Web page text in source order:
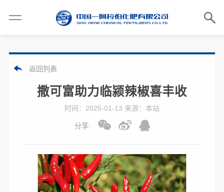
返回列表
撒可富助力临颍辣椒喜丰收
时间：2025-01-13 来源：本站
分享: